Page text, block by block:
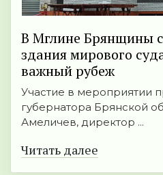
В Мглине Брянщины
здания мирового
важный рубеж
Участие в мероприятии
губернатора Брянской
Амеличев, директор ...
Читать далее